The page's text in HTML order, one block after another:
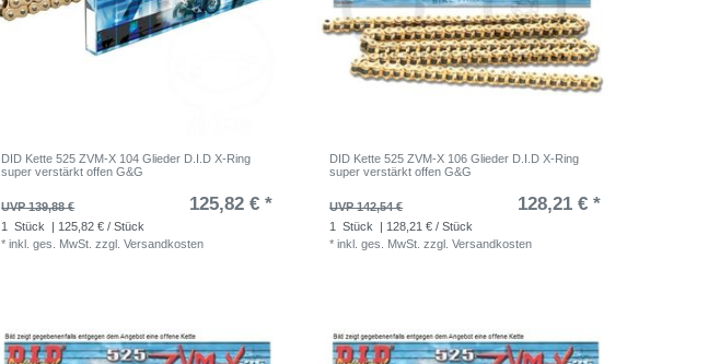
DID Kette 525 ZVM-X 104 Glieder D.I.D X-Ring
super verstärkt offen G&G
UVP 139,88 € 125,82 € *
1 Stück
| 125,82 € / Stück
*inkl. ges. MwSt. zzgl.Versandkosten
DID Kette 525 ZVM-X 106 Glieder D.I.D X-Ring
super verstärkt offen G&G
UVP 142,54 € 128,21 € *
1 Stück
| 128,21 € / Stück
*inkl. ges. MwSt. zzgl.Versandkosten